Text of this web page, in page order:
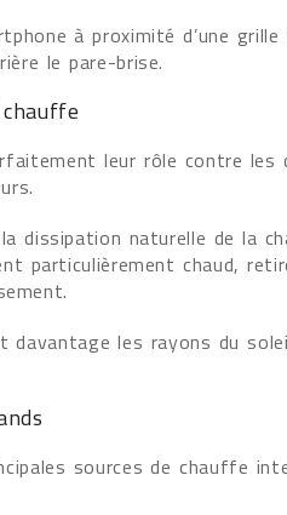
à proximité d’une
le pare-brise.
leur rôle contre les
dissipation naturelle de la
particulièrement chaud,
davantage les rayons du
sources de chauffe